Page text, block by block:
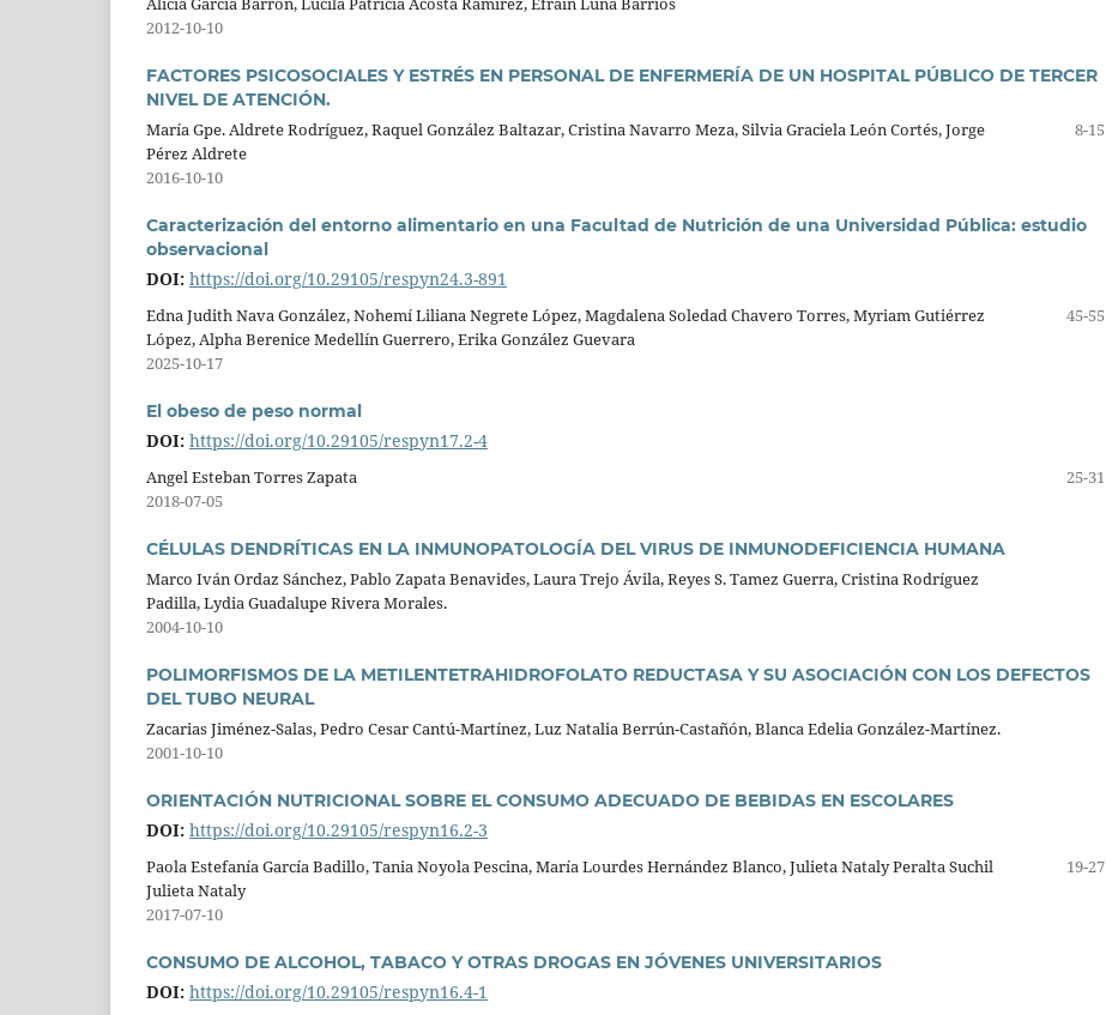
2012-10-10
FACTORES PSICOSOCIALES Y ESTRÉS EN PERSONAL DE ENFERMERÍA DE UN HOSPITAL PÚBLICO DE TERCER
NIVEL DE ATENCIÓN.
María Gpe. Aldrete Rodríguez, Raquel González Baltazar, Cristina Navarro Meza, Silvia Graciela León Cortés, Jorge
Pérez Aldrete
8-15
2016-10-10
Caracterización del entorno alimentario en una Facultad de Nutrición de una Universidad Pública: estudio
observacional
DOI: https://doi.org/10.29105/respyn24.3-891
Edna Judith Nava González, Nohemí Liliana Negrete López, Magdalena Soledad Chavero Torres, Myriam Gutiérrez
López, Alpha Berenice Medellín Guerrero, Erika González Guevara
45-55
2025-10-17
El obeso de peso normal
DOI: https://doi.org/10.29105/respyn17.2-4
Angel Esteban Torres Zapata
25-31
2018-07-05
CÉLULAS DENDRÍTICAS EN LA INMUNOPATOLOGÍA DEL VIRUS DE INMUNODEFICIENCIA HUMANA
Marco Iván Ordaz Sánchez, Pablo Zapata Benavides, Laura Trejo Ávila, Reyes S. Tamez Guerra, Cristina Rodríguez
Padilla, Lydia Guadalupe Rivera Morales.
2004-10-10
POLIMORFISMOS DE LA METILENTETRAHIDROFOLATO REDUCTASA Y SU ASOCIACIÓN CON LOS DEFECTOS
DEL TUBO NEURAL
Zacarias Jiménez-Salas, Pedro Cesar Cantú-Martínez, Luz Natalia Berrún-Castañón, Blanca Edelia González-Martínez.
2001-10-10
ORIENTACIÓN NUTRICIONAL SOBRE EL CONSUMO ADECUADO DE BEBIDAS EN ESCOLARES
DOI: https://doi.org/10.29105/respyn16.2-3
Paola Estefanía García Badillo, Tania Noyola Pescina, María Lourdes Hernández Blanco, Julieta Nataly Peralta Suchil
Julieta Nataly
19-27
2017-07-10
CONSUMO DE ALCOHOL, TABACO Y OTRAS DROGAS EN JÓVENES UNIVERSITARIOS
DOI: https://doi.org/10.29105/respyn16.4-1